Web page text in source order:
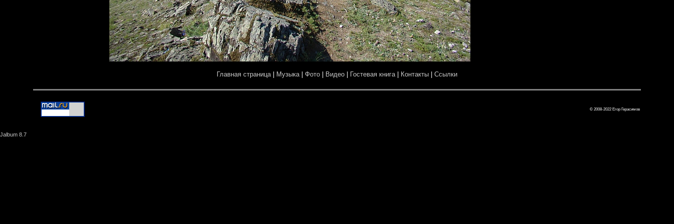
Главная страница| Музыка| Фото Видео Гостевая книга| Контакты Ссылки
© 2008-2022 Егор Герасимов
Jalbum 8.7